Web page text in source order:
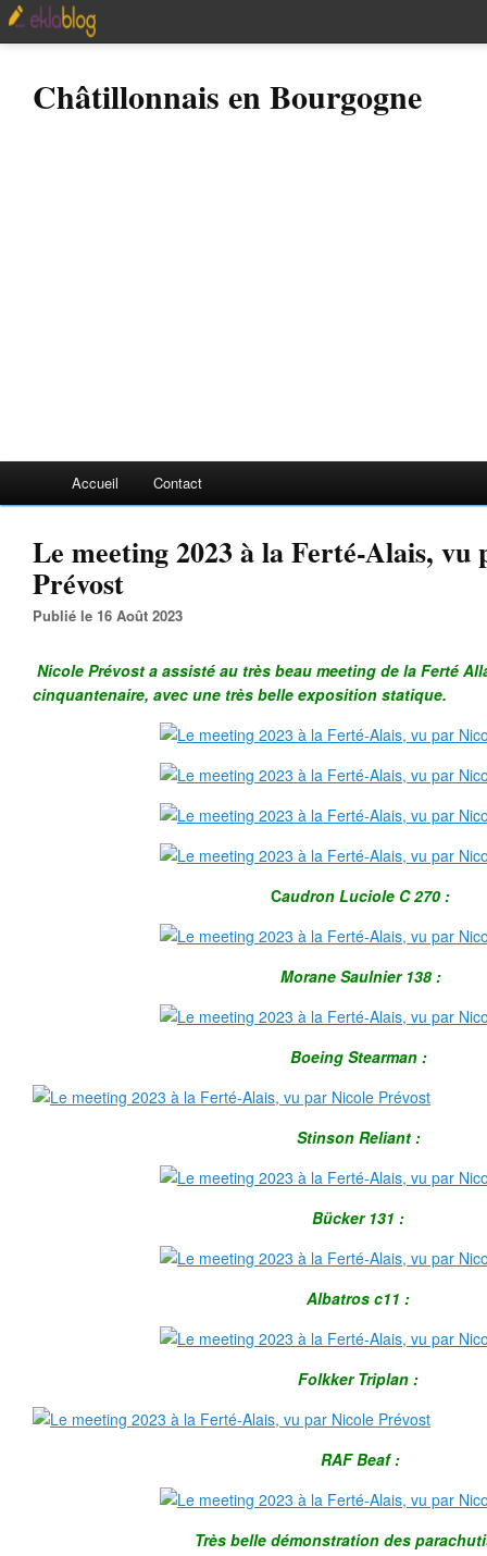
Châtillonnais en Bourgogne
Accueil Contact
Le meeting 2023 à la Ferté-Alais, vu
Prévost
Publié le 16 Août 2023
Nicole Prévost a assisté au très beau meeting de la Ferté
cinquantenaire, avec une très belle exposition statique.
Caudron Luciole C 270 :
Morane Saulnier 138 :
Boeing Stearman :
Stinson Reliant :
Bücker 131 :
Albatros c11 :
Folkker Triplan :
RAF Beaf :
Très belle démonstration des